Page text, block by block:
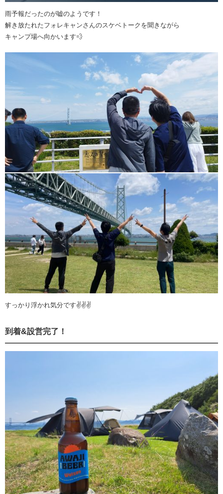
雨予報だったのが嘘のようです！
解き放たれたフォレキャンさんのスケベトークを聞きながら
キャンプ場へ向かいます💨
すっかり浮かれ気分です✌✌✌
到着&設営完了！